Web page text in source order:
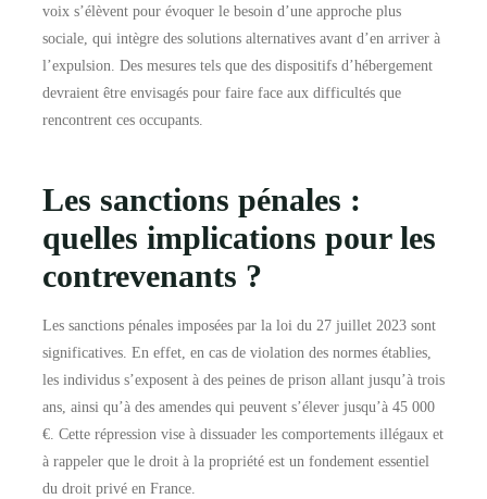
voix s’élèvent pour évoquer le besoin d’une approche plus
sociale, qui intègre des solutions alternatives avant d’en arriver à
l’expulsion. Des mesures tels que des dispositifs d’hébergement
devraient être envisagés pour faire face aux difficultés que
rencontrent ces occupants.
Les sanctions pénales :
quelles implications pour les
contrevenants ?
Les sanctions pénales imposées par la loi du 27 juillet 2023 sont
significatives. En effet, en cas de violation des normes établies,
les individus s’exposent à des peines de prison allant jusqu’à trois
ans, ainsi qu’à des amendes qui peuvent s’élever jusqu’à 45 000
€. Cette répression vise à dissuader les comportements illégaux et
à rappeler que le droit à la propriété est un fondement essentiel
du droit privé en France.